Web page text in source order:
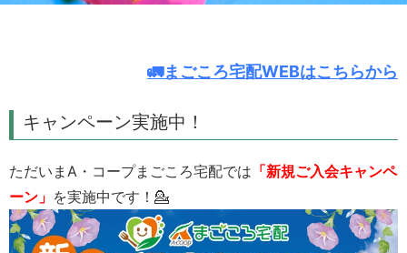
🚛まごころ宅配WEBはこちらから
キャンペーン実施中！
ただいまA・コープまごころ宅配では 「新規ご入会キャンペ
ーン」 を実施中です！💁